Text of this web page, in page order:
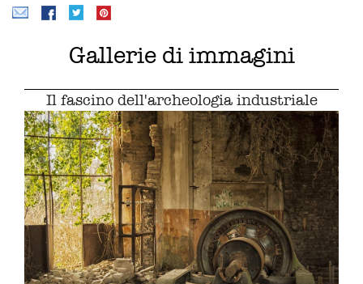
Gallerie di immagini
Il fascino dell'archeologia industriale